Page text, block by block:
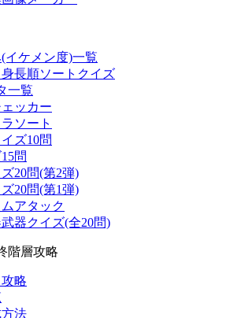
イケメン度)一覧
長順ソートクイズ
一覧
ッカー
ソート
ズ10問
問
20問(第2弾)
20問(第1弾)
アタック
器クイズ(全20問)
階層攻略
略
法